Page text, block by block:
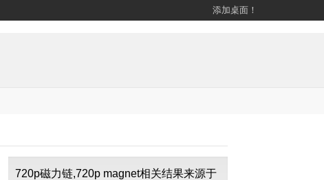
添加桌面！
720p磁力链,720p magnet相关结果来源于